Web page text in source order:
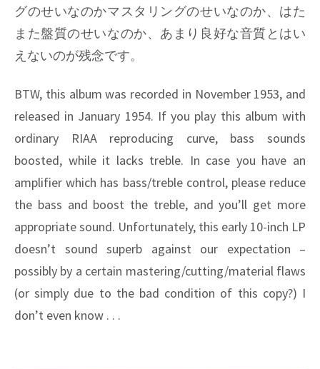
グのせいなのかマスタリングのせいなのか、はた
また盤質のせいなのか、あまり良好な音質とはい
えないのが残念です。
BTW, this album was recorded in November 1953, and
released in January 1954. If you play this album with
ordinary RIAA reproducing curve, bass sounds
boosted, while it lacks treble. In case you have an
amplifier which has bass/treble control, please reduce
the bass and boost the treble, and you’ll get more
appropriate sound. Unfortunately, this early 10-inch LP
doesn’t sound superb against our expectation –
possibly by a certain mastering/cutting/material flaws
(or simply due to the bad condition of this copy?) I
don’t even know . . .